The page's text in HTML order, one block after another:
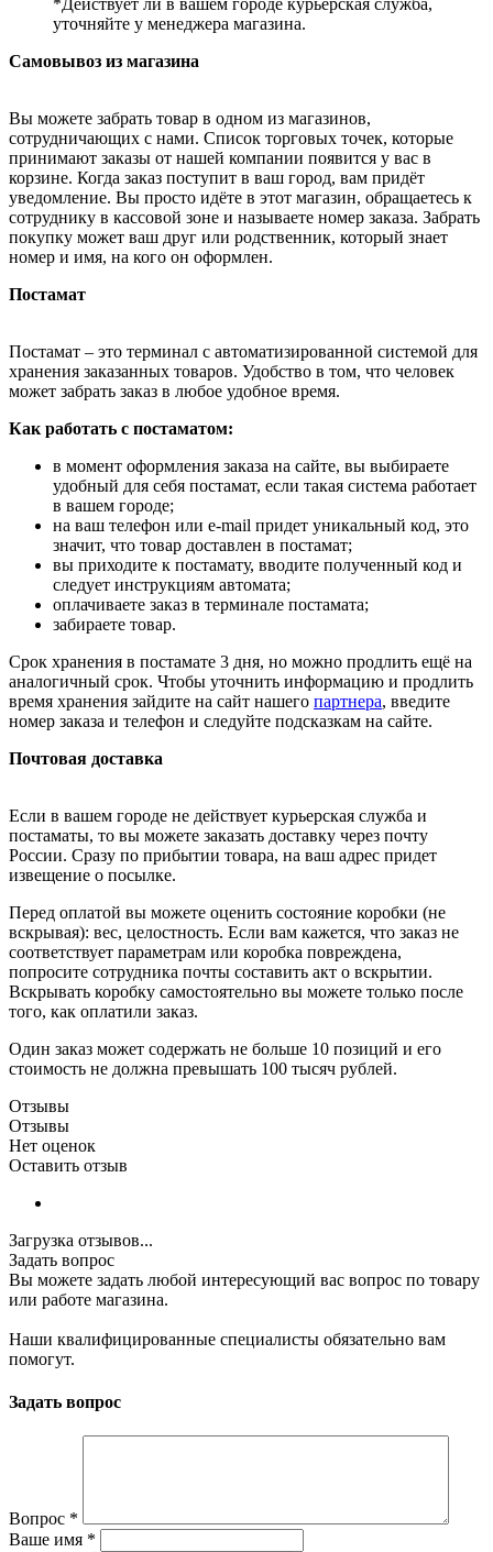
уточняйте у менеджера магазина.
Самовывоз из магазина
Вы можете забрать товар в одном из магазинов,
сотрудничающих с нами. Список торговых точек, которые
принимают заказы от нашей компании появится у вас в
корзине. Когда заказ поступит в ваш город, вам придёт
уведомление. Вы просто идёте в этот магазин, обращаетесь к
сотруднику в кассовой зоне и называете номер заказа. Забрать
покупку может ваш друг или родственник, который знает
номер и имя, на кого он оформлен.
Постамат
Постамат – это терминал с автоматизированной системой для
хранения заказанных товаров. Удобство в том, что человек
может забрать заказ в любое удобное время.
Как работать с постаматом:
в момент оформления заказа на сайте, вы выбираете
удобный для себя постамат, если такая система работает
в вашем городе;
на ваш телефон или e-mail придет уникальный код, это
значит, что товар доставлен в постамат;
вы приходите к постамату, вводите полученный код и
следует инструкциям автомата;
оплачиваете заказ в терминале постамата;
забираете товар.
Срок хранения в постамате 3 дня, но можно продлить ещё на
аналогичный срок. Чтобы уточнить информацию и продлить
время хранения зайдите на сайт нашего партнера, введите
номер заказа и телефон и следуйте подсказкам на сайте.
Почтовая доставка
Если в вашем городе не действует курьерская служба и
постаматы, то вы можете заказать доставку через почту
России. Сразу по прибытии товара, на ваш адрес придет
извещение о посылке.
Перед оплатой вы можете оценить состояние коробки (не
вскрывая): вес, целостность. Если вам кажется, что заказ не
соответствует параметрам или коробка повреждена,
попросите сотрудника почты составить акт о вскрытии.
Вскрывать коробку самостоятельно вы можете только после
того, как оплатили заказ.
Один заказ может содержать не больше 10 позиций и его
стоимость не должна превышать 100 тысяч рублей.
Отзывы
Отзывы
Нет оценок
Оставить отзыв
Загрузка отзывов...
Задать вопрос
Вы можете задать любой интересующий вас вопрос по товару
или работе магазина.
Наши квалифицированные специалисты обязательно вам
помогут.
Задать вопрос
Вопрос *
Ваше имя *